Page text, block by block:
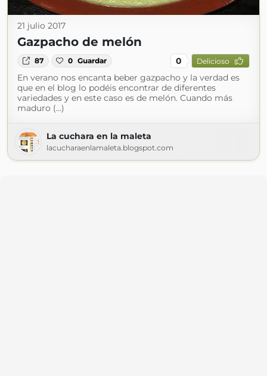
21 julio 2017
Gazpacho de melón
87 0 Guardar 0 Delicioso
En verano nos encanta beber gazpacho y la verdad es
que en el blog lo podéis encontrar de diferentes
variedades y en este caso es de melón. Cuando más
maduro (...)
La cuchara en la maleta
lacucharaenlamaleta.blogspot.com